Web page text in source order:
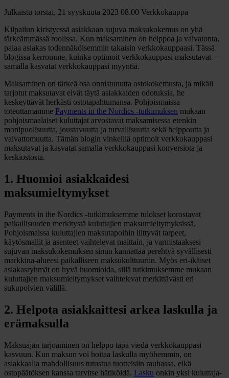
Julkaistu torstai, 21 syyskuuta 2023 08.00 Verkkokauppa
Kilpailun kiristyessä asiakkaan sujuva maksukokemus on yhä
tärkeämmässä roolissa. Kun maksaminen on helppoa ja vaivatonta,
palaa asiakas todennäköisemmin takaisin verkkokauppaasi. Tässä
blogissa kerromme, kuinka optimoit verkkokauppasi maksutavat –
samalla kasvatat verkkokauppasi myyntiä.
Maksaminen on tärkeä osa onnistunutta ostokokemusta, ja mikäli
tarjotut maksutavat eivät täytä asiakkaiden odotuksia, he
keskeyttävät herkästi ostotapahtumansa. Pohjoismaissa
toteuttamamme Payments in the Nordics -tutkimuksen mukaan
pohjoismaalaiset kuluttajat arvostavat maksamisessa etenkin
monipuolisuutta, joustavuutta ja turvallisuutta sekä helppoutta ja
vaivattomuutta. Tämän blogin vinkeillä optimoit verkkokauppasi
maksutavat ja kasvatat samalla verkkokauppasi konversiota ja
keskiostosta.
1. Huomioi asiakkaidesi
maksumieltymykset
Payments in the Nordics -tutkimuksemme tulokset korostavat
paikallisuuden merkitystä kuluttajien maksumieltymyksissä.
Pohjoismaissa kuluttajien maksutapoihin liittyvät tarpeet,
käytösmallit ja asenteet vaihtelevat maittain, ja varmistaaksesi
sujuvan maksukokemuksen sinun kannattaa perehtyä syvällisesti
markkina-alueesi paikalliseen maksukulttuuriin. Myös eri-ikäiset
asiakasryhmät on hyvä huomioida, sillä tutkimuksemme mukaan
kuluttajien maksumieltymykset vaihtelevat merkittävästi eri
sukupolvien välillä.
2. Helpota asiakkaittesi arkea laskulla ja
erämaksulla
Maksuajan tarjoaminen on helppo tapa viedä verkkokauppasi
kasvuun. Kun maksun voi hoitaa laskulla myöhemmin, on
asiakkaalla mahdollisuus tutustua tuotteisiin rauhassa, eikä
ostopäätöksen kanssa tarvitse hätiköidä. Lasku onkin yksi kuluttaja-